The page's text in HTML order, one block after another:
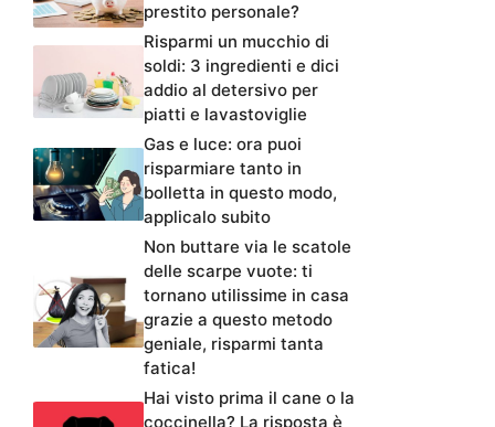
prestito personale?
Risparmi un mucchio di
soldi: 3 ingredienti e dici
addio al detersivo per
piatti e lavastoviglie
Gas e luce: ora puoi
risparmiare tanto in
bolletta in questo modo,
applicalo subito
Non buttare via le scatole
delle scarpe vuote: ti
tornano utilissime in casa
grazie a questo metodo
geniale, risparmi tanta
fatica!
Hai visto prima il cane o la
coccinella? La risposta è